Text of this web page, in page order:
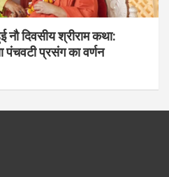
दिवसीय श्रीराम कथा:
पंचवटी प्रसंग का वर्णन